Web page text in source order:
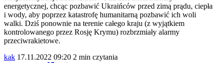
energetycznej, chcąc pozbawić Ukraińców przed zimą prądu, ciepła
i wody, aby poprzez katastrofę humanitarną pozbawić ich woli
walki. Dziś ponownie na terenie całego kraju (z wyjątkiem
kontrolowanego przez Rosję Krymu) rozbrzmiały alarmy
przeciwrakietowe.
kak 17.11.2022 09:20 2 min czytania